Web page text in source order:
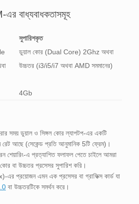
বাধ্যবাধকতাসমূহ
সুপারিশকৃত
ডুয়াল কোর (Dual Core) 2Ghz অথবা
উচ্চতর (i3/i5/i7 অথবা AMD সমমানের)
4Gb
সময় ডুয়াল ও সিঙ্গল কোর ল্যাপটপ-এর একটি
আছে (সেকেন্ড প্রতি আনুমানিক 5টি ফ্রেম)।
শেয়ারিং-এ প্রত্যাশিত ফলাফল পেতে চাইলে আমরা
বা উচ্চতর প্রসেসর সুপারিশ করি।
এর প্রয়োজন এমন এক প্রসেসর বা গ্রাফিক্স কার্ড যা
বা উচ্চতরটিকে সমর্থন করে।